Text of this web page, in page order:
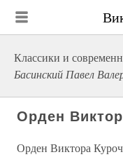
Классики и
Басинский Павел
Орден
Орден Виктора